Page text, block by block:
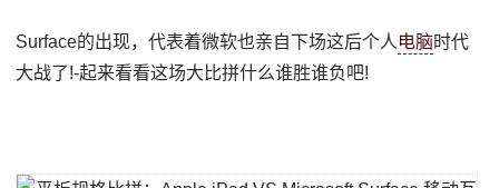
Surface的出现，代表着微软也亲自下场这后个人 电脑时代
大战了!-起来看看这场大比拼什么谁胜谁负吧!